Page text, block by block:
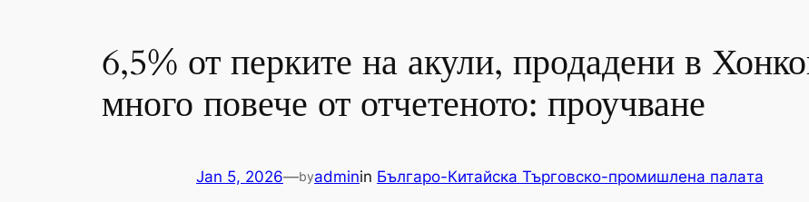
6,5% от перките на акули, продадени в
много повече от отчетеното: проучване
Jan 5, 2026—byadminin Българо-Китайска Търговско-промишлена палaта